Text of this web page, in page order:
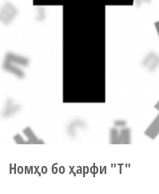
Номҳо бо ҳарфи "Т"